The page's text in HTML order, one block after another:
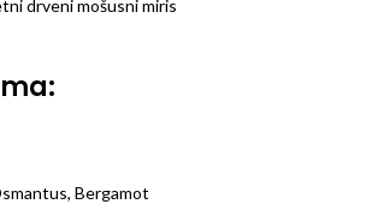
drveni mošusni miris
Bergamot